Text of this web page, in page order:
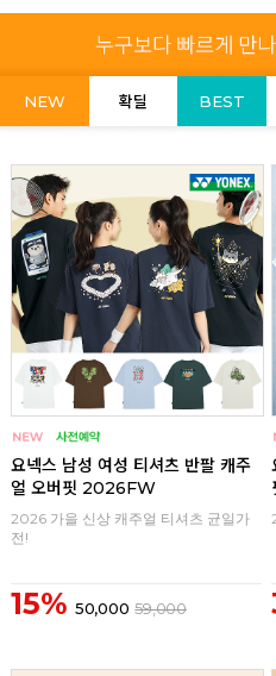
NEW 확딜 BEST
요넥스 남성 여성 티셔츠 반팔 캐주
얼 오버핏 2026FW
2026 가을 신상 캐주얼 티셔츠 균일가
전!
15% 50,000 59,000